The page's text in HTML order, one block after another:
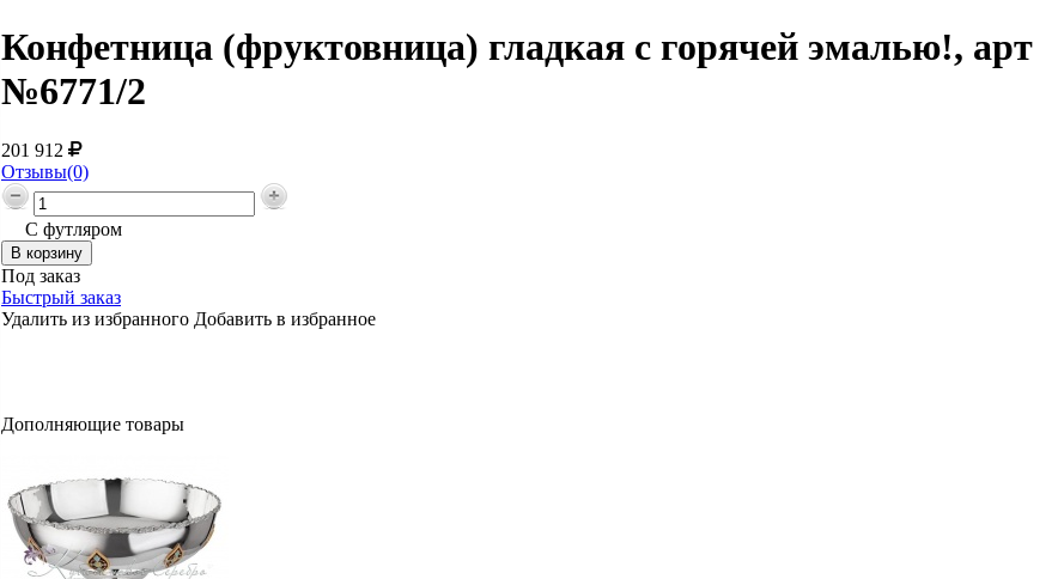
Конфетница (фруктовница) гладкая с горячей эмалью!, арт
№6771/2
201 912
Отзывы(0)
С футляром
Под заказ
Быстрый заказ
Удалить из избранного Добавить в избранное
Дополняющие товары